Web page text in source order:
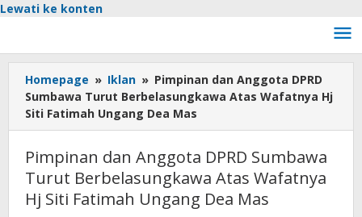
Lewati ke konten
Homepage » Iklan » Pimpinan dan Anggota DPRD
Sumbawa Turut Berbelasungkawa Atas Wafatnya Hj
Siti Fatimah Ungang Dea Mas
Pimpinan dan Anggota DPRD Sumbawa
Turut Berbelasungkawa Atas Wafatnya
Hj Siti Fatimah Ungang Dea Mas